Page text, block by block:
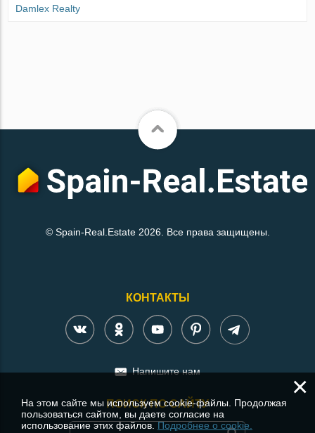
Damlex Realty
© Spain-Real.Estate 2026. Все права защищены.
КОНТАКТЫ
Напишите нам
ПОИСК ПО САЙТУ
×
На этом сайте мы используем cookie-файлы. Продолжая
пользоваться сайтом, вы даете согласие на
использование этих файлов.Подробнее о cookie.